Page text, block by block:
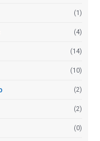
(1)
(4)
(14)
(10)
(2)
(2)
(0)